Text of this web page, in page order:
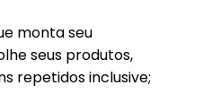
monta seu
seus produtos,
repetidos inclusive;